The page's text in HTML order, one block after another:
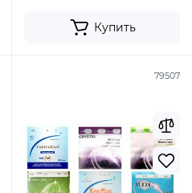
Купить
79507